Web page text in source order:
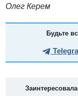
Олег Керем
Будьте